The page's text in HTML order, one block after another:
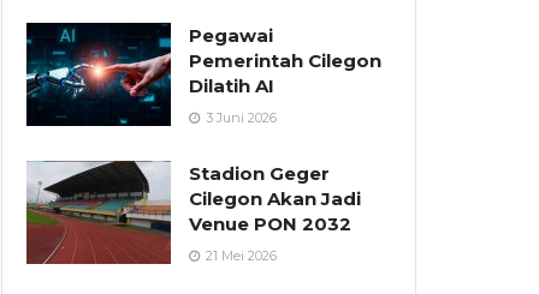
Pegawai
Pemerintah Cilegon
Dilatih AI
3 Juni 2026
Stadion Geger
Cilegon Akan Jadi
Venue PON 2032
21 Mei 2026